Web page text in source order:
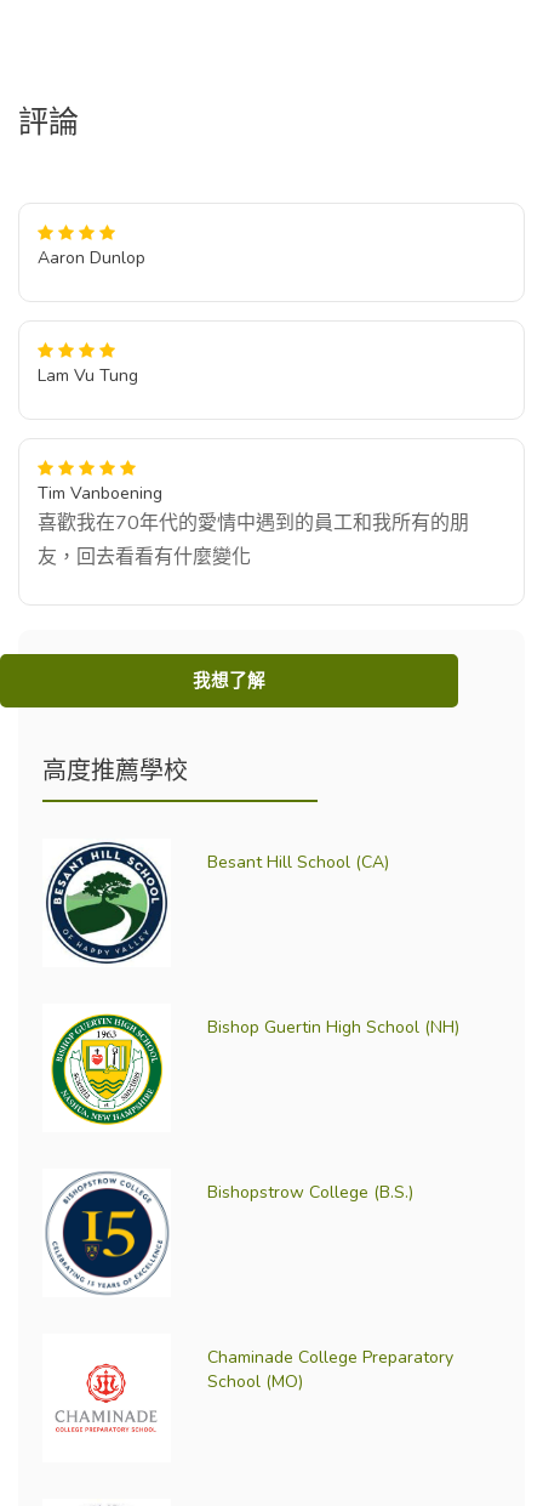
評論
Aaron Dunlop
Lam Vu Tung
Tim Vanboening
喜歡我在70年代的愛情中遇到的員工和我所有的朋
友，回去看看有什麼變化
我想了解
高度推薦學校
Besant Hill School (CA)
Bishop Guertin High School (NH)
Bishopstrow College (B.S.)
Chaminade College Preparatory
School (MO)